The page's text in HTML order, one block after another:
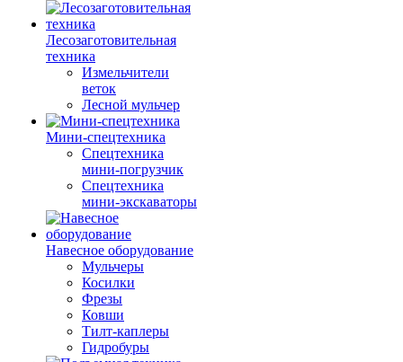
Лесозаготовительная
техника
Измельчители
веток
Лесной мульчер
Мини-спецтехника
Спецтехника
мини-погрузчик
Спецтехника
мини-экскаваторы
Навесное оборудование
Мульчеры
Косилки
Фрезы
Ковши
Тилт-каплеры
Гидробуры